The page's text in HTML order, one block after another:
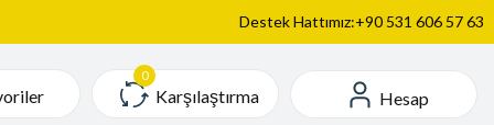
Destek Hattımız:+90 531 606 57 63
Karşılaştırma Hesap